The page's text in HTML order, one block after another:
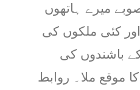
میرے ہاتھوں
اور کئی ملکوں کی
باشندوں کی
موقع ملا۔ روابط